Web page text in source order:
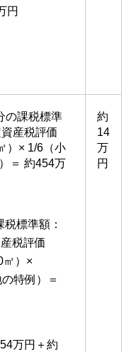
円
の課税標準
産税評価
）× 1/6（小
＝ 約454万
標準額：
税評価
㎡）×
特例）＝
万円＋約
約
14
万
円